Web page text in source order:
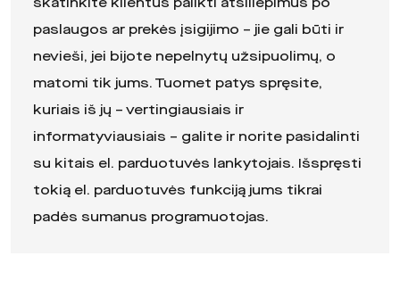
skatinkite klientus palikti atsiliepimus po
paslaugos ar prekės įsigijimo – jie gali būti ir
nevieši, jei bijote nepelnytų užsipuolimų, o
matomi tik jums. Tuomet patys spręsite,
kuriais iš jų – vertingiausiais ir
informatyviausiais – galite ir norite pasidalinti
su kitais el. parduotuvės lankytojais. Išspręsti
tokią el. parduotuvės funkciją jums tikrai
padės sumanus programuotojas.